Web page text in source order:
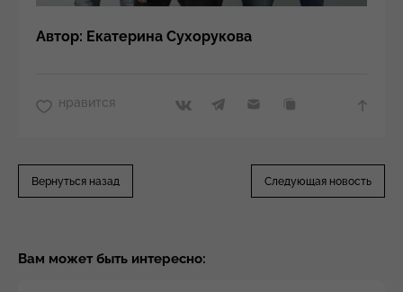
Автор: Екатерина Сухорукова
нравится
Вернуться назад Следующая новость
Вам может быть интересно: